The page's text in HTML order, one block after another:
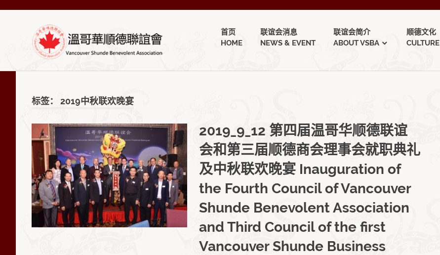
順
德
聯
誼
華
順
聯
誼
會
Official
Site
首页
HOME
联谊会消息
NEWS & EVENT
联谊会简介
ABOUT VSBA
顺德文化
CULTURE
标签： 2019中秋联欢晚宴
2019_9_12 第四届温哥华顺德联谊
会和第三届顺德商会理事会就职典礼
及中秋联欢晚宴 Inauguration of
the Fourth Council of Vancouver
Shunde Benevolent Association
and Third Council of the first
Vancouver Shunde Business